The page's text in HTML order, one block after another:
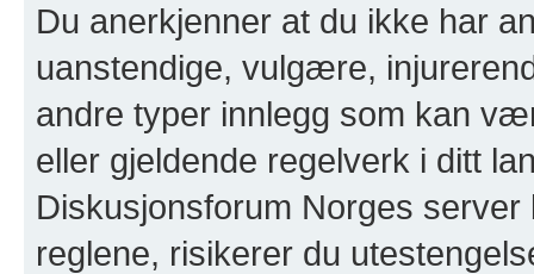
Du anerkjenner at du ikke har
uanstendige, vulgære,
andre typer innlegg som kan
eller gjeldende regelverk i ditt
Diskusjonsforum Norges
reglene, risikerer du